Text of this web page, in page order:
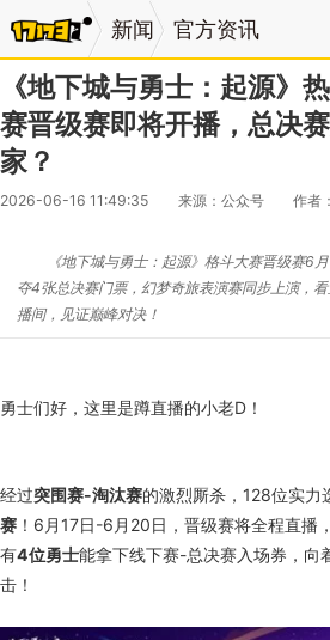
新闻 官方资讯
《地下城与勇士：起源》
赛晋级赛即将开播，总决
家？
2026-06-16 11:49:35 来源：公众号 作者
《地下城与勇士：起源》格斗大赛晋级赛6
夺4张总决赛门票，幻梦奇旅表演赛同步上演，
播间，见证巅峰对决！
勇士们好，这里是蹲直播的小老D！
经过突围赛-淘汰赛的激烈厮杀，128位实力
赛 ！6月17日-6月20日，晋级赛将全程直播
有4位勇士能拿下线下赛-总决赛入场券，向
击！